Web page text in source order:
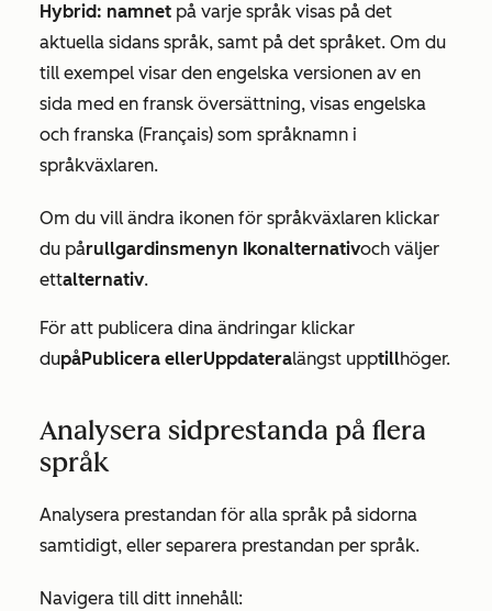
Hybrid: namnet på varje språk visas på det
aktuella sidans språk, samt på det språket. Om du
till exempel visar den engelska versionen av en
sida med en fransk översättning, visas engelska
och franska (Français) som språknamn i
språkväxlaren.
Om du vill ändra ikonen för språkväxlaren klickar
du pårullgardinsmenyn Ikonalternativoch väljer
ettalternativ.
För att publicera dina ändringar klickar
dupåPublicera ellerUppdateralängst upptillhöger.
Analysera sidprestanda på flera
språk
Analysera prestandan för alla språk på sidorna
samtidigt, eller separera prestandan per språk.
Navigera till ditt innehåll: